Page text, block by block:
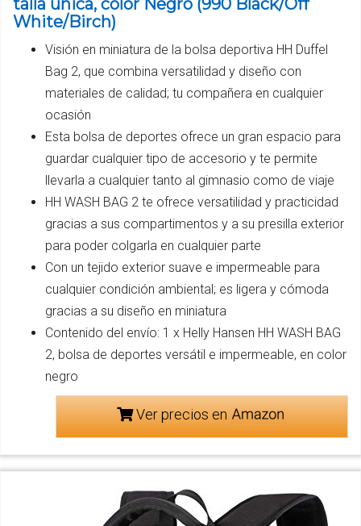
talla única, color Negro (990 Black/Off
White/Birch)
Visión en miniatura de la bolsa deportiva HH Duffel
Bag 2, que combina versatilidad y diseño con
materiales de calidad; tu compañera en cualquier
ocasión
Esta bolsa de deportes ofrece un gran espacio para
guardar cualquier tipo de accesorio y te permite
llevarla a cualquier tanto al gimnasio como de viaje
HH WASH BAG 2 te ofrece versatilidad y practicidad
gracias a sus compartimentos y a su presilla exterior
para poder colgarla en cualquier parte
Con un tejido exterior suave e impermeable para
cualquier condición ambiental; es ligera y cómoda
gracias a su diseño en miniatura
Contenido del envío: 1 x Helly Hansen HH WASH BAG
2, bolsa de deportes versátil e impermeable, en color
negro
Ver precios en